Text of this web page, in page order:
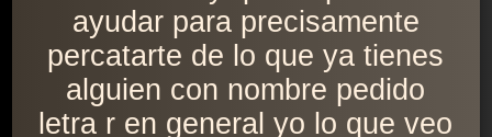
ayudar para precisamente
percatarte de lo que ya tienes
alguien con nombre pedido
letra r en general yo lo que veo